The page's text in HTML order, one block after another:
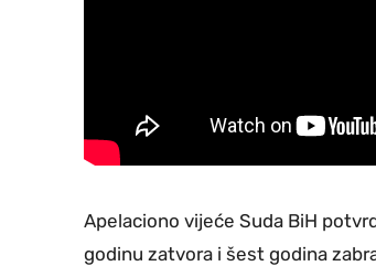
Apelaciono vijeće Suda BiH
godinu zatvora i šest godina